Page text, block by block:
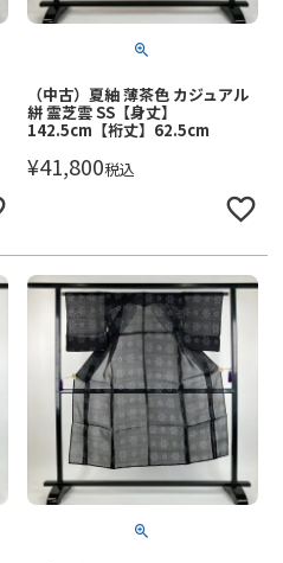
（中古）夏紬 薄茶色 カジュアル
絣 霊芝雲 SS【身丈】
142.5cm【裄丈】62.5cm
¥41,800税込